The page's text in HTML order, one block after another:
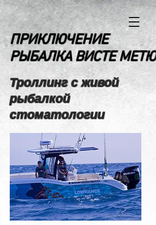
ПРИКЛЮЧЕНИЕ
РЫБАЛКА ВИСТЕ МЕТЮ
Троллинг с живой
рыбалкой
стоматологии